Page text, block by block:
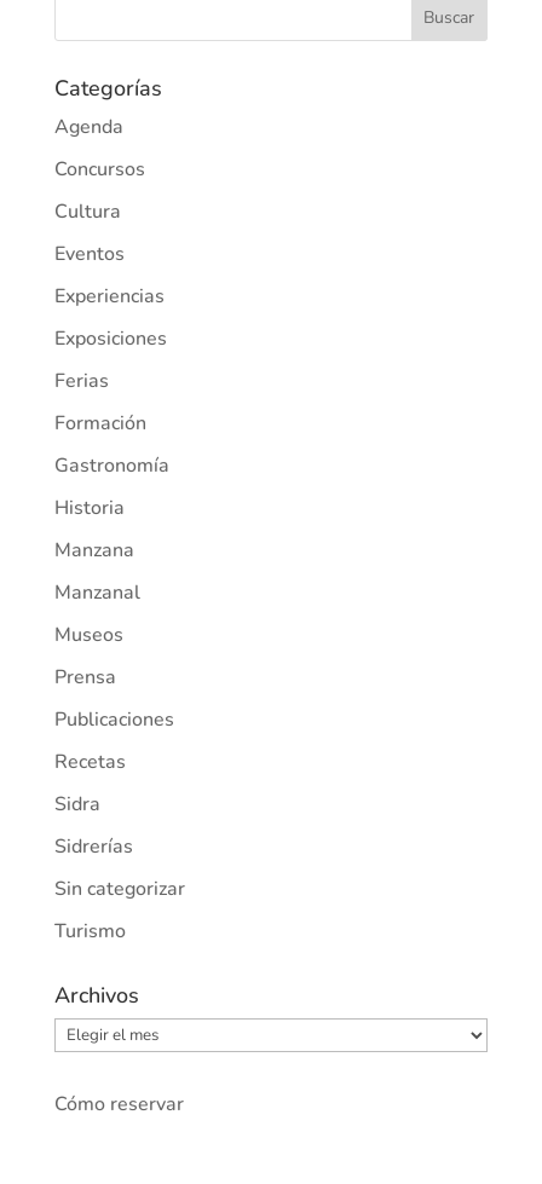
Categorías
Agenda
Concursos
Cultura
Eventos
Experiencias
Exposiciones
Ferias
Formación
Gastronomía
Historia
Manzana
Manzanal
Museos
Prensa
Publicaciones
Recetas
Sidra
Sidrerías
Sin categorizar
Turismo
Archivos
Archivos
Cómo reservar